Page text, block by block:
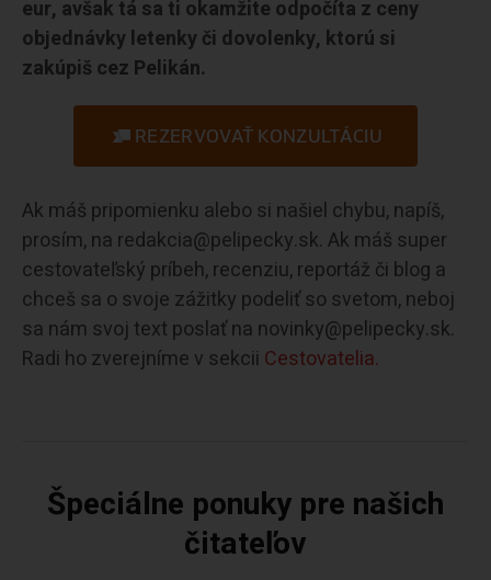
eur, avšak tá sa ti okamžite odpočíta z ceny
objednávky letenky či dovolenky, ktorú si
zakúpiš cez Pelikán.
REZERVOVAŤ KONZULTÁCIU
Ak máš pripomienku alebo si našiel chybu, napíš,
prosím, na redakcia@pelipecky.sk. Ak máš super
cestovateľský príbeh, recenziu, reportáž či blog a
chceš sa o svoje zážitky podeliť so svetom, neboj
sa nám svoj text poslať na novinky@pelipecky.sk.
Radi ho zverejníme v sekcii Cestovatelia.
Špeciálne ponuky pre našich
čitateľov